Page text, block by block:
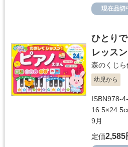
現在品切
ひとり
レッス
森のくじら
幼児から
ISBN978-
9月
定価2,585